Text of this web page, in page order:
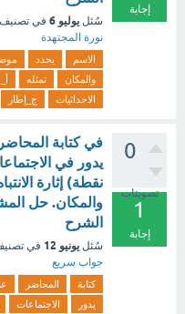
إجابة
سُئل يوليو 6 في تصنيف
نورة المجتهدة
الاسم يحدد
والمكان
تمثله
الاحداثيات
ج_إطار
0
تصويتات
1
إجابة
‏في كتابة
نقطة) إثارة
والمكان. حل
الشرح
سُئل يونيو 12 في
جواب سريع
كتابة المحاضر
يدور
الاجتماعات